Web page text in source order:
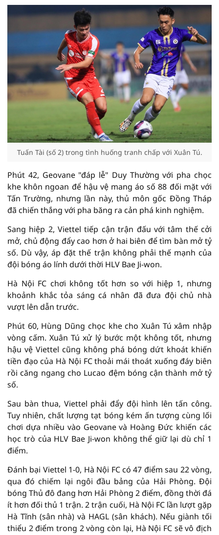
Tuấn Tài (số 2) trong tình huống tranh chấp với Xuân Tú.
Phút 42, Geovane "đáp lễ" Duy Thường với pha chọc
khe khôn ngoan để hậu vệ mang áo số 88 đối mặt với
Tấn Trường, nhưng lần này, thủ môn gốc Đồng Tháp
đã chiến thắng với pha băng ra cản phá kinh nghiệm.
Sang hiệp 2, Viettel tiếp cận trận đấu với tâm thế cởi
mở, chủ động đẩy cao hơn ở hai biên để tìm bàn mở tỷ
số. Dù vậy, áp đặt thế trận không phải thế mạnh của
đội bóng áo lính dưới thời HLV Bae Ji-won.
Hà Nội FC chơi không tốt hơn so với hiệp 1, nhưng
khoảnh khắc tỏa sáng cá nhân đã đưa đội chủ nhà
vượt lên dẫn trước.
Phút 60, Hùng Dũng chọc khe cho Xuân Tú xâm nhập
vòng cấm. Xuân Tú xử lý bước một không tốt, nhưng
hậu vệ Viettel cũng không phá bóng dứt khoát khiến
tiền đạo của Hà Nội FC thoải mái thoát xuống đáy biên
rồi căng ngang cho Lucao đệm bóng cận thành mở tỷ
số.
Sau bàn thua, Viettel phải đẩy đội hình lên tấn công.
Tuy nhiên, chất lượng tạt bóng kém ấn tượng cùng lối
chơi dựa nhiều vào Geovane và Hoàng Đức khiến các
học trò của HLV Bae Ji-won không thể giữ lại dù chỉ 1
điểm.
Đánh bại Viettel 1-0, Hà Nội FC có 47 điểm sau 22 vòng,
qua đó chiếm lại ngôi đầu bảng của Hải Phòng. Đội
bóng Thủ đô đang hơn Hải Phòng 2 điểm, đồng thời đá
ít hơn đối thủ 1 trận. 2 trận cuối, Hà Nội FC lần lượt gặp
Hà Tĩnh (sân nhà) và HAGL (sân khách). Nếu giành tối
thiểu 2 điểm trong 2 vòng còn lại, Hà Nội FC sẽ vô địch